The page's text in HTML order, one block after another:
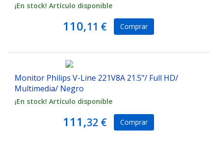
¡En stock! Artículo disponible
110,11 € Comprar
Monitor Philips V-Line 221V8A 21.5"/ Full HD/
Multimedia/ Negro
¡En stock! Artículo disponible
111,32 € Comprar